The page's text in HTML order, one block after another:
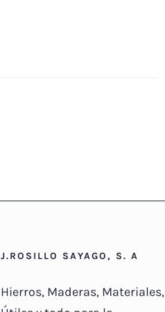
J.ROSILLO SAYAGO, S. A
Hierros, Maderas, Materiales,